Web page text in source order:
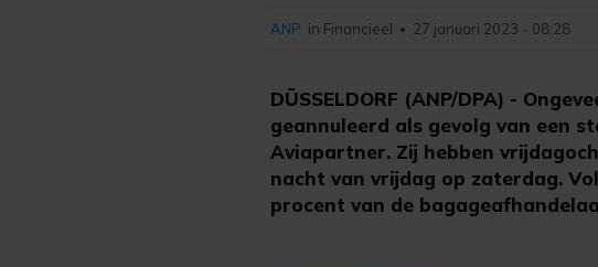
DÜSSELDORF (ANP/DPA) -
geannuleerd als gevolg van een
Aviapartner. Zij hebben
nacht van vrijdag op zaterdag.
procent van de
ANP in Financieel • 27 januari 2023 - 08:28